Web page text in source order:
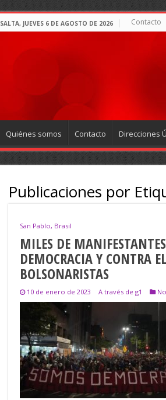
SALTA, JUEVES 6 DE AGOSTO DE 2026 Contacto
Quiénes somos Contacto Direcciones
Publicaciones por
San Pablo, Brasil
MILES DE
DEMOCRACIA Y CONTRA
BOLSONARISTAS
10 de enero de 2023 A través de g1